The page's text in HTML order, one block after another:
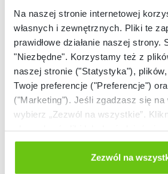
Na naszej stronie internetowej
własnych i zewnętrznych. Pliki te
prawidłowe działanie naszej strony.
"Niezbędne". Korzystamy też z
naszej stronie ("Statystyka"),
Twoje preferencje ("Preferencje")
("Marketing"). Jeśli zgadzasz się na
wybierz „Zezwól na wszystkie”.
Odmów zgody poprzez przycisk
użyjemy tylko plików niezbędnych
Twój wybór możesz zmienić przez
Zezwól na
Dostępne warianty